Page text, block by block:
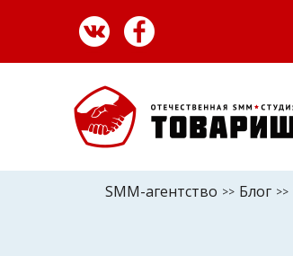
SMM-агентство >> Блог >>